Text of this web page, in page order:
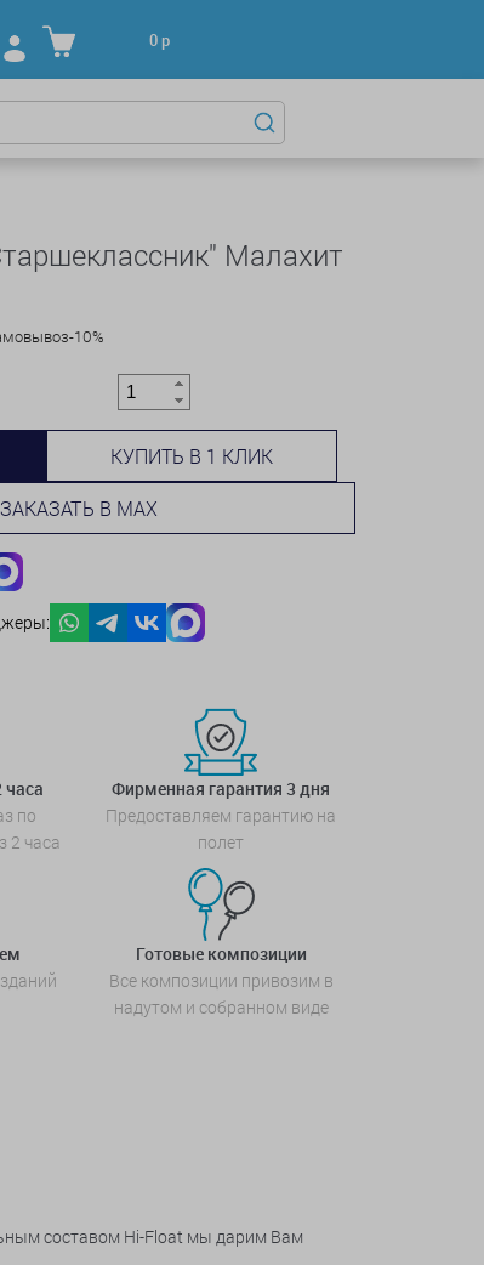
0р
Малахит
10%
КУПИТЬ В 1 КЛИК
ЗАКАЗАТЬ В MAX
часа
по
2 часа
Фирменная гарантия 3 дня
Предоставляем гарантию на
полет
Готовые композиции
Все композиции привозим в
надутом и собранном виде
составом Hi-Float мы дарим Вам